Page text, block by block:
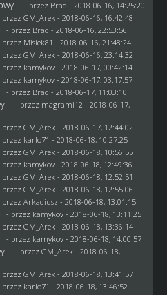
!!! - przez Brad - 2018-06-16, 14:25:20
przez GM_Arek - 2018-06-16, 16:42:48
- przez Brad - 2018-06-16, 22:53:56
przez Misiek81 - 2018-06-16, 21:48:24
przez GM_Arek - 2018-06-16, 23:14:32
przez kamykov- 2018-06-17, 00:42:14
przez kamykov- 2018-06-17, 03:17:57
- przez Brad - 2018-06-17, 11:03:10
!!! - przez magrami12 - 2018-06-17,
przez GM_Arek - 2018-06-17, 12:44:02
przez karlo71 - 2018-06-18, 10:27:25
przez GM_Arek - 2018-06-18, 10:56:55
przez kamykov- 2018-06-18, 12:49:36
przez GM_Arek - 2018-06-18, 12:52:51
przez GM_Arek - 2018-06-18, 12:55:06
przez Arkadiusz - 2018-06-18, 13:01:15
- przez kamykov- 2018-06-18, 13:11:25
przez GM_Arek - 2018-06-18, 13:36:14
- przez kamykov- 2018-06-18, 14:00:57
!!! - przez GM_Arek - 2018-06-18,
przez GM_Arek - 2018-06-18, 13:41:57
przez karlo71 - 2018-06-18, 13:46:52